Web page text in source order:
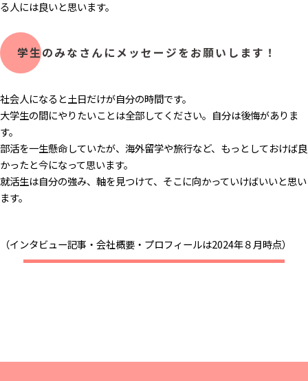
る人には良いと思います。
学生のみなさんにメッセージをお願いします！
社会人になると土日だけが自分の時間です。
大学生の間にやりたいことは全部してください。自分は後悔がありま
す。
部活を一生懸命していたが、海外留学や旅行など、もっとしておけば良
かったと今になって思います。
就活生は自分の強み、軸を見つけて、そこに向かっていけばいいと思い
ます。
（インタビュー記事・会社概要・プロフィールは2024年８月時点）